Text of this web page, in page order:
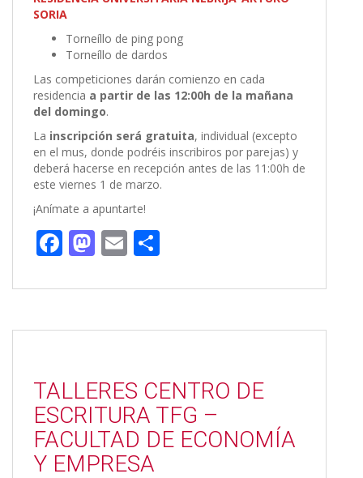
SORIA
Torneíllo de ping pong
Torneíllo de dardos
Las competiciones darán comienzo en cada
residencia a partir de las 12:00h de la mañana
del domingo.
La inscripción será gratuita, individual (excepto
en el mus, donde podréis inscribiros por parejas) y
deberá hacerse en recepción antes de las 11:00h de
este viernes 1 de marzo.
¡Anímate a apuntarte!
F
e
b
k
M
to
d
E
ai
l
m
p
r
TALLERES CENTRO DE
ESCRITURA TFG –
FACULTAD DE ECONOMÍA
Y EMPRESA